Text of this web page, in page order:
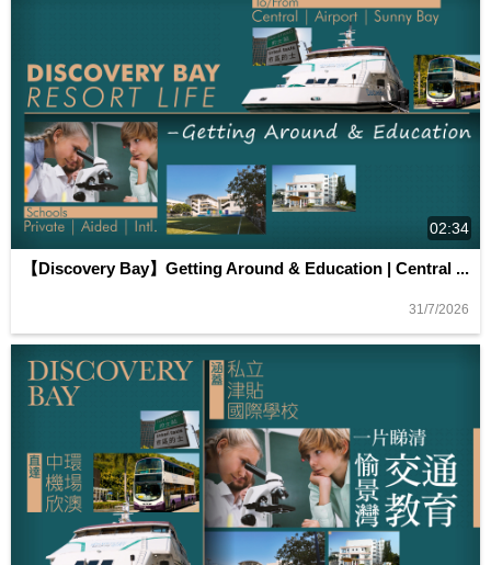
02:34
【Discovery Bay】Getting Around & Education | Central ...
31/7/2026